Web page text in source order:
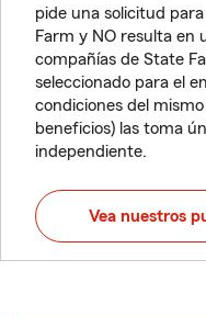
pide una solicitud
Farm y NO resulta en
compañías de State
seleccionado para el
condiciones del
beneficios) las toma
independiente.
Vea nuestros